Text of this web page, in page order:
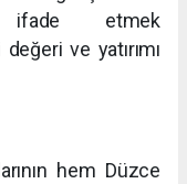
ifade etmek
ve yatırımı
hem Düzce